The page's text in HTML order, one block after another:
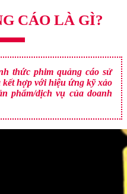
CÁO LÀ GÌ?
thức phim quảng cáo sử
hợp với hiệu ứng kỹ xảo
phẩm/dịch vụ của doanh